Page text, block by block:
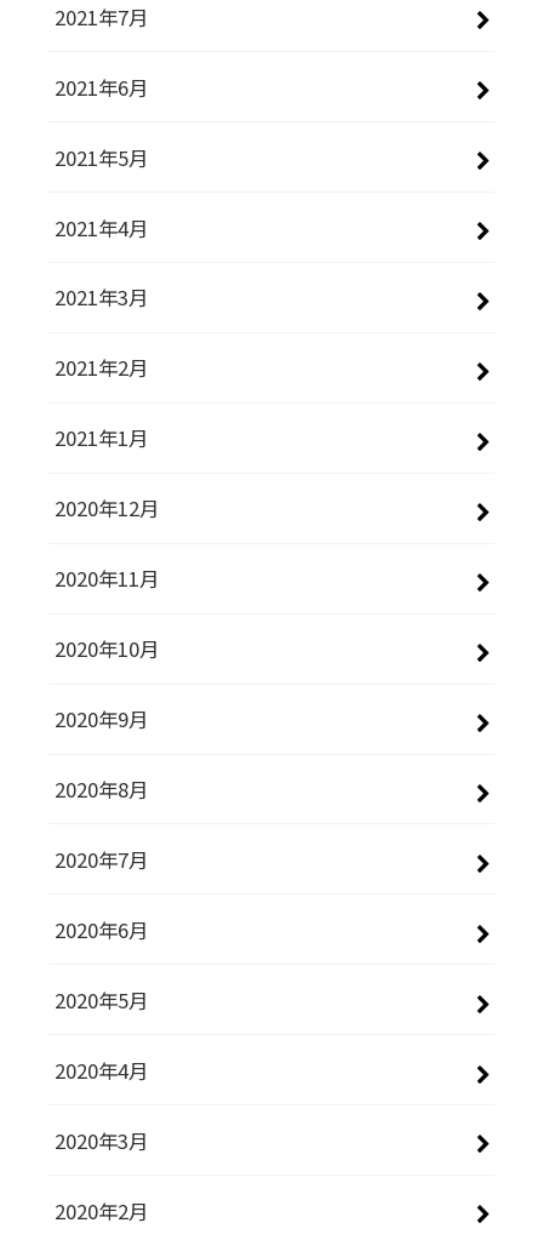
2021年7月
2021年6月
2021年5月
2021年4月
2021年3月
2021年2月
2021年1月
2020年12月
2020年11月
2020年10月
2020年9月
2020年8月
2020年7月
2020年6月
2020年5月
2020年4月
2020年3月
2020年2月